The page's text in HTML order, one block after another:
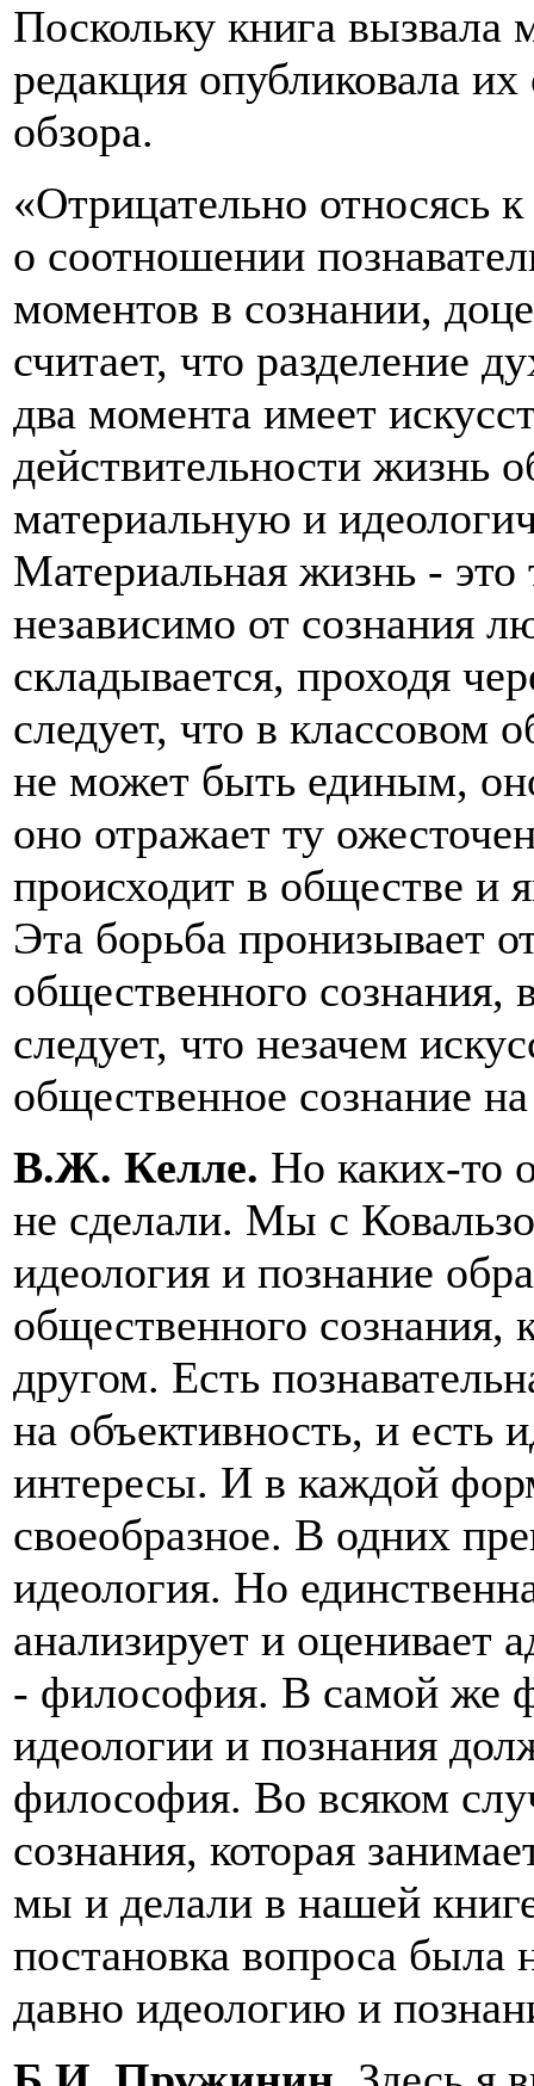
Поскольку книга вызвала
редакция опубликовала
обзора.
«Отрицательно относясь
о соотношении
моментов в сознании,
считает, что разделение
два момента имеет
действительности жизнь
материальную и
Материальная жизнь - это
независимо от сознания
складывается, проходя
следует, что в классовом
не может быть единым,
оно отражает ту
происходит в обществе и
Эта борьба пронизывает
общественного сознания,
следует, что незачем
общественное сознание
В.Ж. Келле. Но каких-то
не сделали. Мы с
идеология и познание
общественного сознания,
другом. Есть
на объективность, и есть
интересы. И в каждой
своеобразное. В одних
идеология. Но
анализирует и оценивает
- философия. В самой же
идеологии и познания
философия. Во всяком
сознания, которая
мы и делали в нашей
постановка вопроса была
давно идеологию и